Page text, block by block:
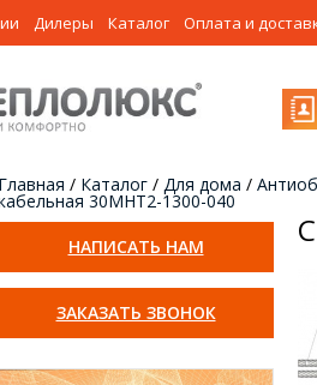
Дилеры Каталог Оплата и
НАПИСАТЬ НАМ
ЗАКАЗАТЬ ЗВОНОК
Главная / Каталог / Для дома /
30МНТ2-1300-040